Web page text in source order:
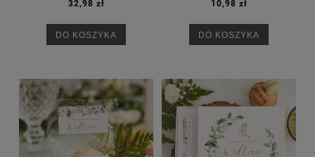
32,98 zł
DO KOSZYKA
10,98 zł
DO KOSZYKA